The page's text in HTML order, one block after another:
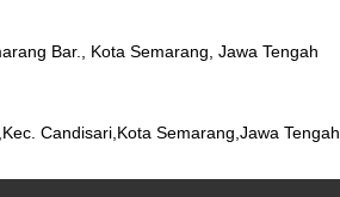
Bar., Kota Semarang, Jawa Tengah
Candisari,Kota Semarang,Jawa Tengah